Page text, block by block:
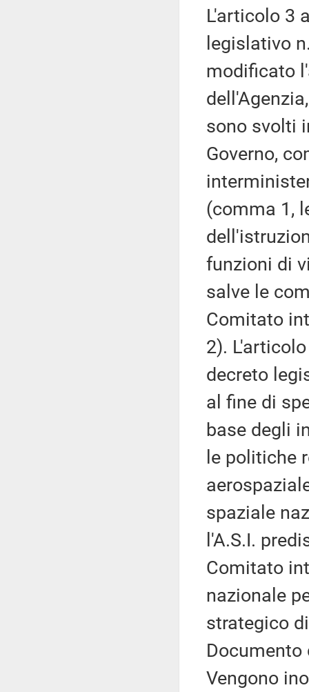
L'articolo 3
legislativo
modificato
sono svolti
Governo,
(comma 1,
funzioni di
salve le
Comitato
2).
decreto
al fine di
base degli
le politiche
spaziale
l'A.S.I.
Comitato
nazionale
strategico
Vengono